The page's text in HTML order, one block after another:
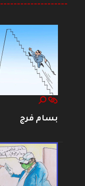
--------------------
بسام فرج